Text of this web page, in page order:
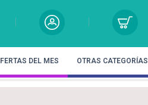
DEL MES OTRAS CATEGORÍAS